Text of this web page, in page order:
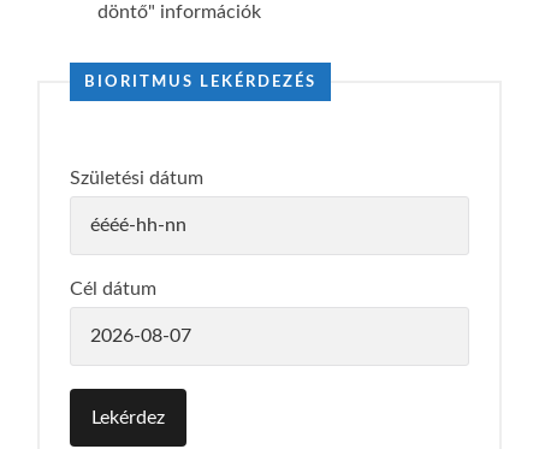
döntő" információk
BIORITMUS LEKÉRDEZÉS
Születési dátum
Cél dátum